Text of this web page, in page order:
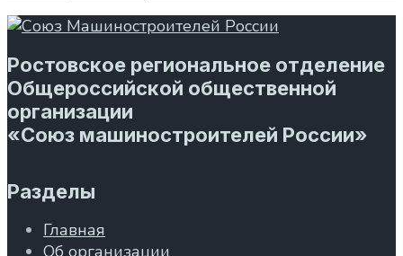
Ростовское региональное отделение
Общероссийской общественной
организации
«Союз машиностроителей России»
Разделы
Главная
Об организации